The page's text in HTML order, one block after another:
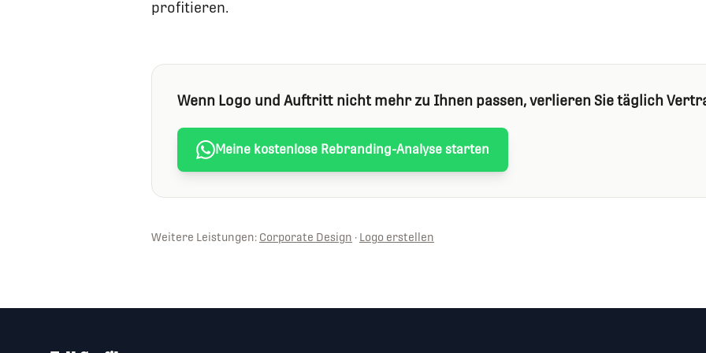
profitieren.
Wenn Logo und Auftritt nicht mehr zu Ihnen passen, verlieren Sie täglich
Meine kostenlose Rebranding-Analyse starten
Weitere Leistungen: Corporate Design · Logo erstellen